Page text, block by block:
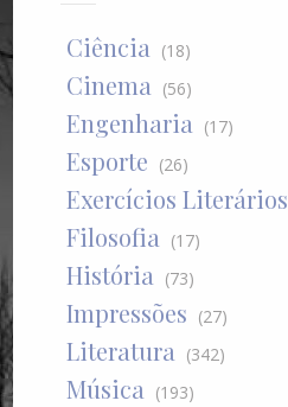
Ciência (18)
Cinema (56)
Engenharia (17)
Esporte (26)
Exercícios Literários
Filosofia (17)
História (73)
Impressões (27)
Literatura (342)
Música (193)